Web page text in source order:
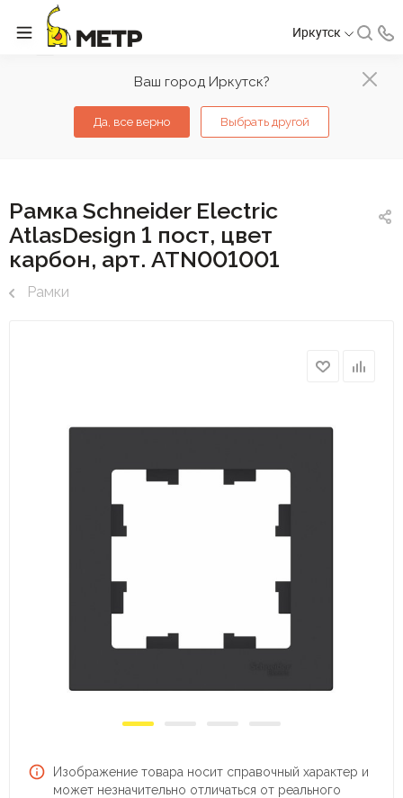
Ваш город Иркутск?
Да, все верно Выбрать другой
Иркутск
Рамка Schneider Electric
AtlasDesign 1 пост, цвет
карбон, арт. ATN001001
Рамки
Изображение товара носит справочный характер и
может незначительно отличаться от реального